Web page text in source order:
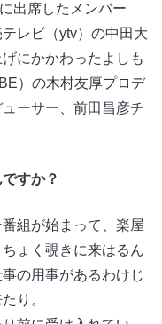
出席したメンバー
レビ（ytv）の中田大
にかかわったよしも
）の木村友厚プロデ
ーサー、前田昌彦チ
すか？
組が始まって、楽屋
ょく覗きに来はるん
の用事があるわけじ
り。